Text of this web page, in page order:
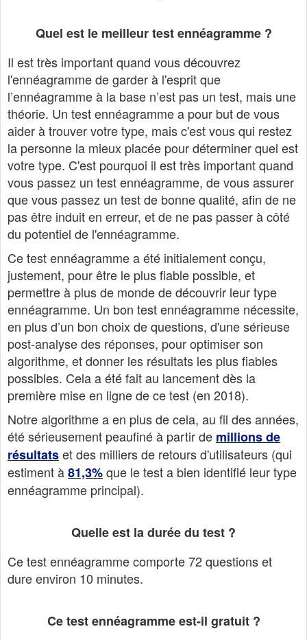
Quel est le meilleur test ennéagramme ?
Il est très important quand vous découvrez
l'ennéagramme de garder à l'esprit que
l’ennéagramme à la base n’est pas un test, mais une
théorie. Un test ennéagramme a pour but de vous
aider à trouver votre type, mais c'est vous qui restez
la personne la mieux placée pour déterminer quel est
votre type. C'est pourquoi il est très important quand
vous passez un test ennéagramme, de vous assurer
que vous passez un test de bonne qualité, afin de ne
pas être induit en erreur, et de ne pas passer à côté
du potentiel de l'ennéagramme.
Ce test ennéagramme a été initialement conçu,
justement, pour être le plus fiable possible, et
permettre à plus de monde de découvrir leur type
ennéagramme. Un bon test ennéagramme nécessite,
en plus d’un bon choix de questions, d'une sérieuse
post-analyse des réponses, pour optimiser son
algorithme, et donner les résultats les plus fiables
possibles. Cela a été fait au lancement dès la
première mise en ligne de ce test (en 2018).
Notre algorithme a en plus de cela, au fil des années,
été sérieusement peaufiné à partir de millions de
résultatset des milliers de retours d'utilisateurs (qui
estiment à81,3%que le test a bien identifié leur type
ennéagramme principal).
Quelle est la durée du test ?
Ce test ennéagramme comporte 72 questions et
dure environ 10 minutes.
Ce test ennéagramme est-il gratuit ?